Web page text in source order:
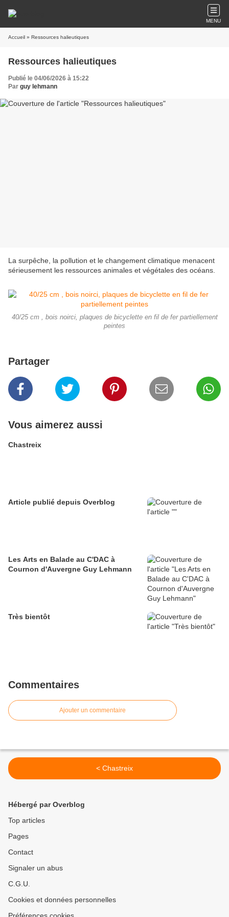
MENU
Accueil » Ressources halieutiques
Ressources halieutiques
Publié le 04/06/2026 à 15:22
Par guy lehmann
La surpêche, la pollution et le changement climatique menacent
sérieusement les ressources animales et végétales des océans.
40/25 cm , bois noirci, plaques de bicyclette en fil de fer partiellement
peintes
Partager
Vous aimerez aussi
Chastreix
Article publié depuis Overblog
Les Arts en Balade au C'DAC à
Cournon d'Auvergne Guy Lehmann
Très bientôt
Commentaires
Ajouter un commentaire
< Chastreix
Hébergé par Overblog
Top articles
Pages
Contact
Signaler un abus
C.G.U.
Cookies et données personnelles